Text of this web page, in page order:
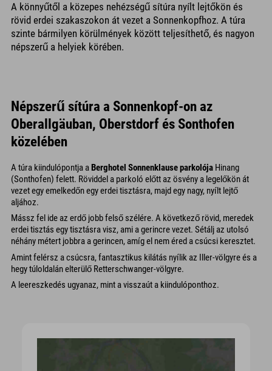
A könnyűtől a közepes nehézségű sítúra nyílt lejtőkön és
rövid erdei szakaszokon át vezet a Sonnenkopfhoz. A túra
szinte bármilyen körülmények között teljesíthető, és nagyon
népszerű a helyiek körében.
Népszerű sítúra a Sonnenkopf-on az
Oberallgäuban, Oberstdorf és Sonthofen
közelében
A túra kiindulópontja aBerghotel Sonnenklause parkolója Hinang
(Sonthofen) felett. Röviddel a parkoló előtt az ösvény a legelőkön át
vezet egy emelkedőn egy erdei tisztásra, majd egy nagy, nyílt lejtő
aljához.
Mássz fel ide az erdő jobb felső szélére. A következő rövid, meredek
erdei tisztás egy tisztásra visz, ami a gerincre vezet. Sétálj az utolsó
néhány métert jobbra a gerincen, amíg el nem éred a csúcsi keresztet.
Amint felérsz a csúcsra, fantasztikus kilátás nyílik az Iller-völgyre és a
hegy túloldalán elterülő Retterschwanger-völgyre.
A leereszkedés ugyanaz, mint a visszaút a kiindulóponthoz.